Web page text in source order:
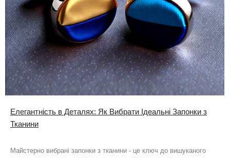
Елегантність в Деталях: Як Вибрати Ідеальні Запонки з
Тканини
Майстерно вибрані запонки з тканини - це ключ до вишуканого